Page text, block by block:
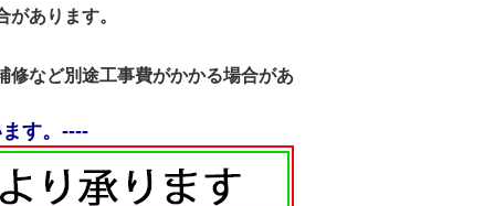
あります。
修など別途工事費がかかる場合があ
す。----